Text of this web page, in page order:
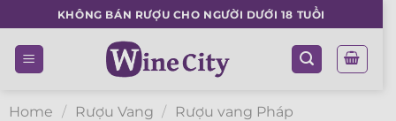
to
content
KHÔNG BÁN RƯỢU CHO NGƯỜI DƯỚI 18 TUỔI
Home / Rượu Vang / Rượu vang Pháp